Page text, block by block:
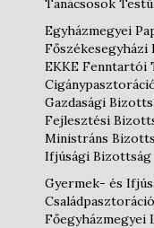
Tanácsosok
Egyházmegyei
Főszékesegyházi
EKKE Fenntartói
Gazdasági
Fejlesztési
Ministráns
Ifjúsági Bizottság
Gyermek- és